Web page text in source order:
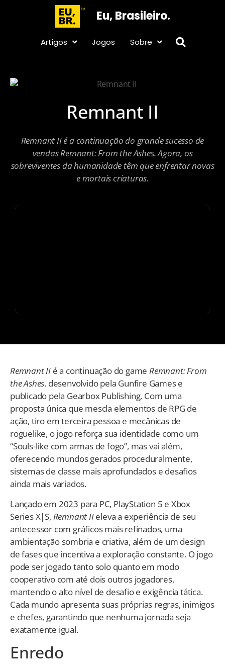
Eu, Brasileiro.
Artigos Jogos Sobre
Remnant II
Remnant II é a continuação do grande sucesso de
vendas Remnant: From the Ashes. Agora, os
sobreviventes da humanidade têm que enfrentar novas
e mortais criaturas.
Remnant II é a continuação do game Remnant: From
the Ashes, desenvolvido pela Gunfire Games e
publicado pela Gearbox Publishing. Com uma
proposta única que mescla elementos de RPG de
ação, tiro em terceira pessoa e mecânicas de
roguelike, o jogo reforça sua identidade como um
“Souls-like com armas de fogo”, mas vai além,
oferecendo mundos gerados proceduralmente,
sistemas de classe mais aprofundados e desafios
ainda mais variados.
Lançado em 2023 para PC, PlayStation 5 e Xbox
Series X|S, Remnant IIeleva a experiência de seu
antecessor com gráficos mais refinados, uma
ambientação sombria e criativa, além de um design
de fases que incentiva a exploração constante. O jogo
pode ser jogado tanto solo quanto em modo
cooperativo com até dois outros jogadores,
mantendo o alto nível de desafio e exigência tática.
Cada mundo apresenta suas próprias regras, inimigos
e chefes, garantindo que nenhuma jornada seja
exatamente igual.
Enredo